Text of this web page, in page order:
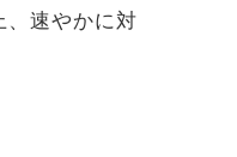
、速やかに対